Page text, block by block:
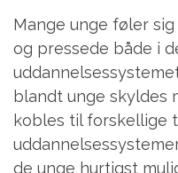
Mange unge føler
og pressede både i
blandt unge skyldes
kobles til forskellige
de unge hurtigst